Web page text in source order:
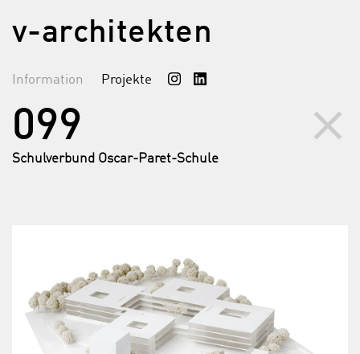
v-architekten
Information Projekte
099
Schulverbund Oscar-Paret-Schule
clear